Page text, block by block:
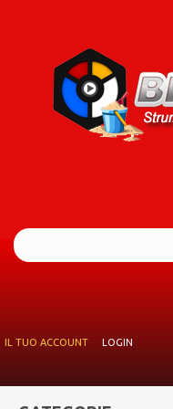
IL TUO ACCOUNT
LOGIN